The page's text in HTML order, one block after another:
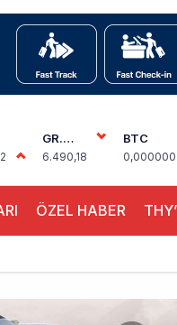
GR.
ALTIN
6.490,18
BTC
0,000000
ÖZEL HABER